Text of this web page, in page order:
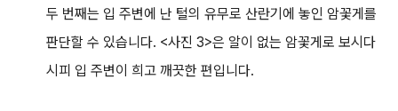
두 번째는 입 주변에 난 털의 유무로 산란기에 놓인 암꽃게를
판단할 수 있습니다. <사진 3>은 알이 없는 암꽃게로 보시다
시피 입 주변이 희고 깨끗한 편입니다.